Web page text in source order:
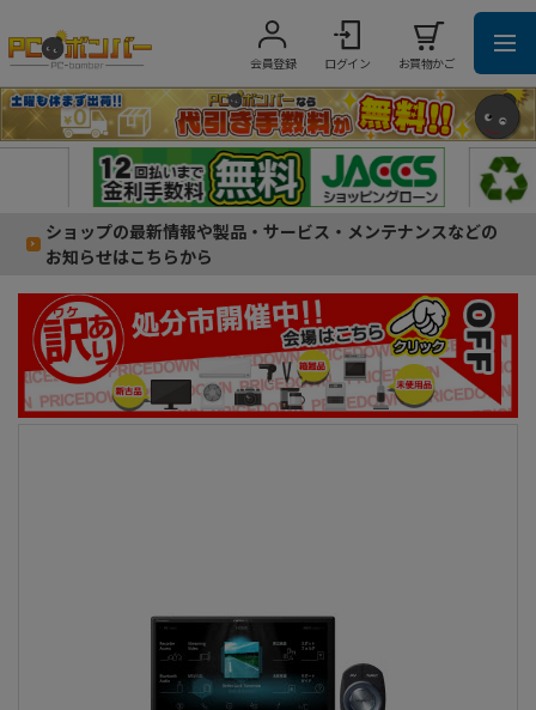
会員登録 ログイン お買物かご
ショップの最新情報や製品・サービス・メンテナンスなどの
お知らせはこちらから